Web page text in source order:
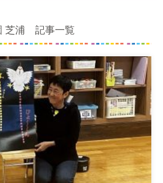
芝浦 記事一覧